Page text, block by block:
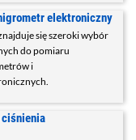
elektroniczny
się szeroki wybór
do pomiaru
i
ciśnienia